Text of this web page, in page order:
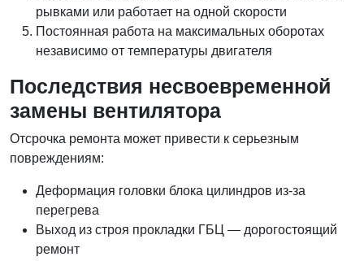
рывками или работает на одной скорости
Постоянная работа на максимальных оборотах
независимо от температуры двигателя
Последствия несвоевременной
замены вентилятора
Отсрочка ремонта может привести к серьезным
повреждениям:
Деформация головки блока цилиндров из-за
перегрева
Выход из строя прокладки ГБЦ — дорогостоящий
ремонт